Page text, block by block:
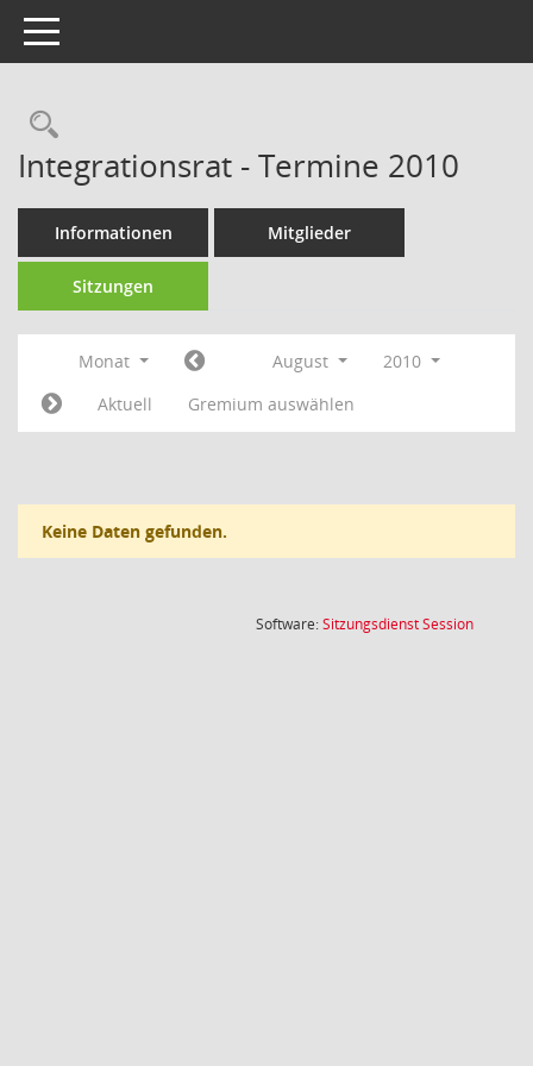
Toggle navigation
Rechercheauswahl
Integrationsrat - Termine 2010
Informationen Mitglieder
Sitzungen
Monat August
2010
Aktuell
Gremium auswählen
Keine Daten gefunden.
Software:SitzungsdienstSession(Wird in